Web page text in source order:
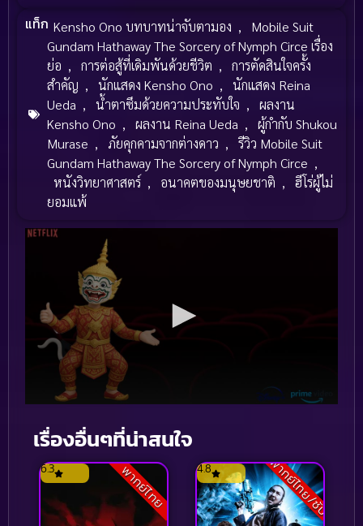
แท็ก Kensho Ono บทบาทน่าจับตามอง ,
Mobile Suit
Gundam Hathaway The Sorcery of Nymph Circe เรื่อง
ย่อ , การต่อสู้ที่เดิมพันด้วยชีวิต ,
การตัดสินใจครั้ง
สำคัญ , นักแสดง Kensho Ono ,
นักแสดง Reina
Ueda , น้ำตาซึมด้วยความประทับใจ ,
ผลงาน
Kensho Ono , ผลงาน Reina Ueda ,
ผู้กำกับ Shukou
Murase , ภัยคุกคามจากต่างดาว ,
รีวิว Mobile Suit
Gundam Hathaway The Sorcery of Nymph Circe ,
หนังวิทยาศาสตร์ , อนาคตของมนุษยชาติ ,
ฮีโร่ผู้ไม่
ยอมแพ้
เรื่องอื่นๆที่น่าสนใจ
พากย์ไทย
6.3 พากย์ไทย/ซับ
4.8